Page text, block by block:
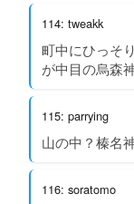
114: tweakk
町中にひっそ
が中目の烏森
115: parrying
山の中？榛名
116: soratomo